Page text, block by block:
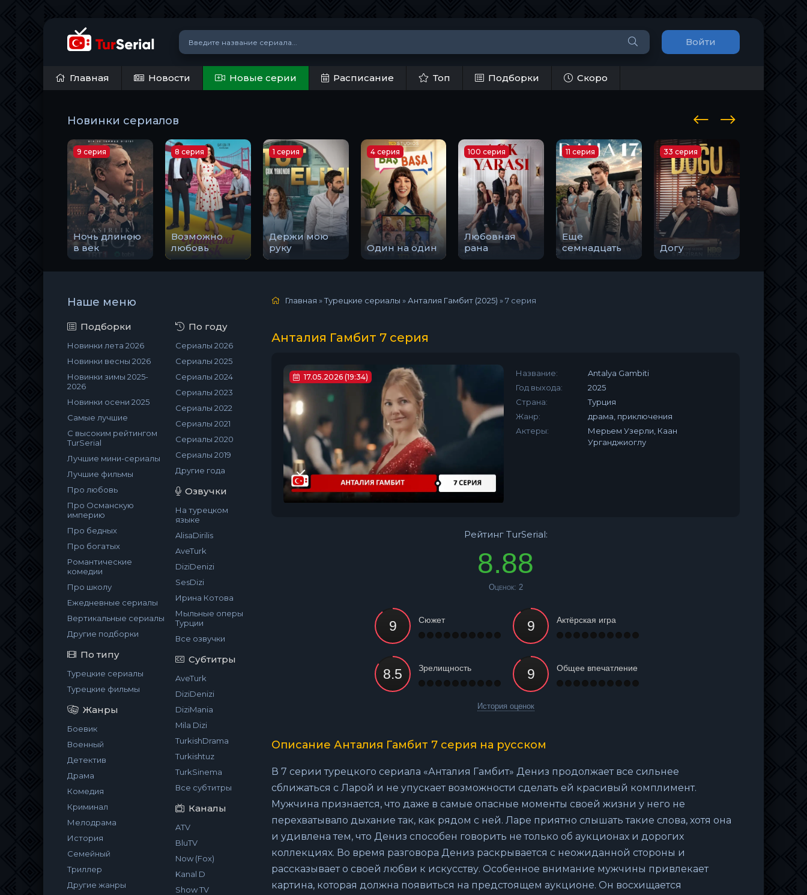
Войти
Главная Новости Новые серии Расписание Топ Подборки Скоро
Новинки сериалов
Ночь длиною
в век
9 серия
Возможно
любовь
8 серия
Держи мою
руку
1 серия
Один на один
4 серия
Любовная
рана
100 серия
Ещё
семнадцать
11 серия
Догу
33 серия
Наше меню
Подборки
Новинки лета 2026
Новинки весны 2026
Новинки зимы 2025-
2026
Новинки осени 2025
Самые лучшие
С высоким рейтингом
TurSerial
Лучшие мини-сериалы
Лучшие фильмы
Про любовь
Про Османскую
империю
Про бедных
Про богатых
Романтические
комедии
Про школу
Ежедневные сериалы
Вертикальные сериалы
Другие подборки
По типу
Турецкие сериалы
Турецкие фильмы
Жанры
Боевик
Военный
Детектив
Драма
Комедия
Криминал
Мелодрама
История
Семейный
Триллер
Другие жанры
По году
Сериалы 2026
Сериалы 2025
Сериалы 2024
Сериалы 2023
Сериалы 2022
Сериалы 2021
Сериалы 2020
Сериалы 2019
Другие года
Озвучки
На турецком
языке
AlisaDirilis
AveTurk
DiziDenizi
SesDizi
Ирина Котова
Мыльные оперы
Турции
Все озвучки
Субтитры
AveTurk
DiziDenizi
DiziMania
Mila Dizi
TurkishDrama
Turkishtuz
TurkSinema
Все субтитры
Каналы
ATV
BluTV
Now (Fox)
Kanal D
Show TV
Главная »Турецкие сериалы » Анталия Гамбит (2025) »7 серия
Анталия Гамбит 7 серия
17.05.2026 (19:34) Название:
Antalya Gambiti
Год выхода:
2025
Страна:
Турция
Жанр:
драма, приключения
Актеры:
Мерьем Узерли, Каан
Урганджиоглу
Рейтинг TurSerial:
8.88
Оценок: 2
Сюжет Актёрская игра
Зрелищность Общее впечатление
История оценок
Описание Анталия Гамбит 7 серия на русском
В 7 серии турецкого сериала «Анталия Гамбит» Дениз продолжает все сильнее
сближаться с Ларой и не упускает возможности сделать ей красивый комплимент.
Мужчина признается, что даже в самые опасные моменты своей жизни у него не
перехватывало дыхание так, как рядом с ней. Ларе приятно слышать такие слова, хотя она
и удивлена тем, что Дениз способен говорить не только об аукционах и дорогих
коллекциях. Во время разговора Дениз раскрывается с неожиданной стороны и
рассказывает о своей любви к искусству. Особенное внимание мужчины привлекает
картина, которая должна появиться на предстоящем аукционе. Он восхищается